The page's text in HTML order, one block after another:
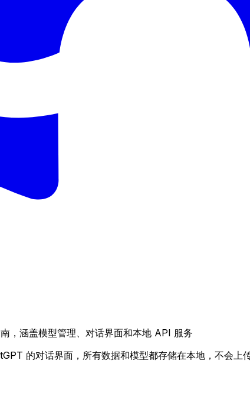
，涵盖模型管理、对话界面和本地 API 服务
的对话界面，所有数据和模型都存储在本地，不会